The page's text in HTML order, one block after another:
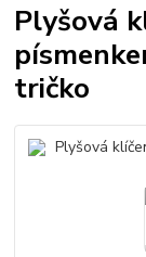
Plyšová
tričko